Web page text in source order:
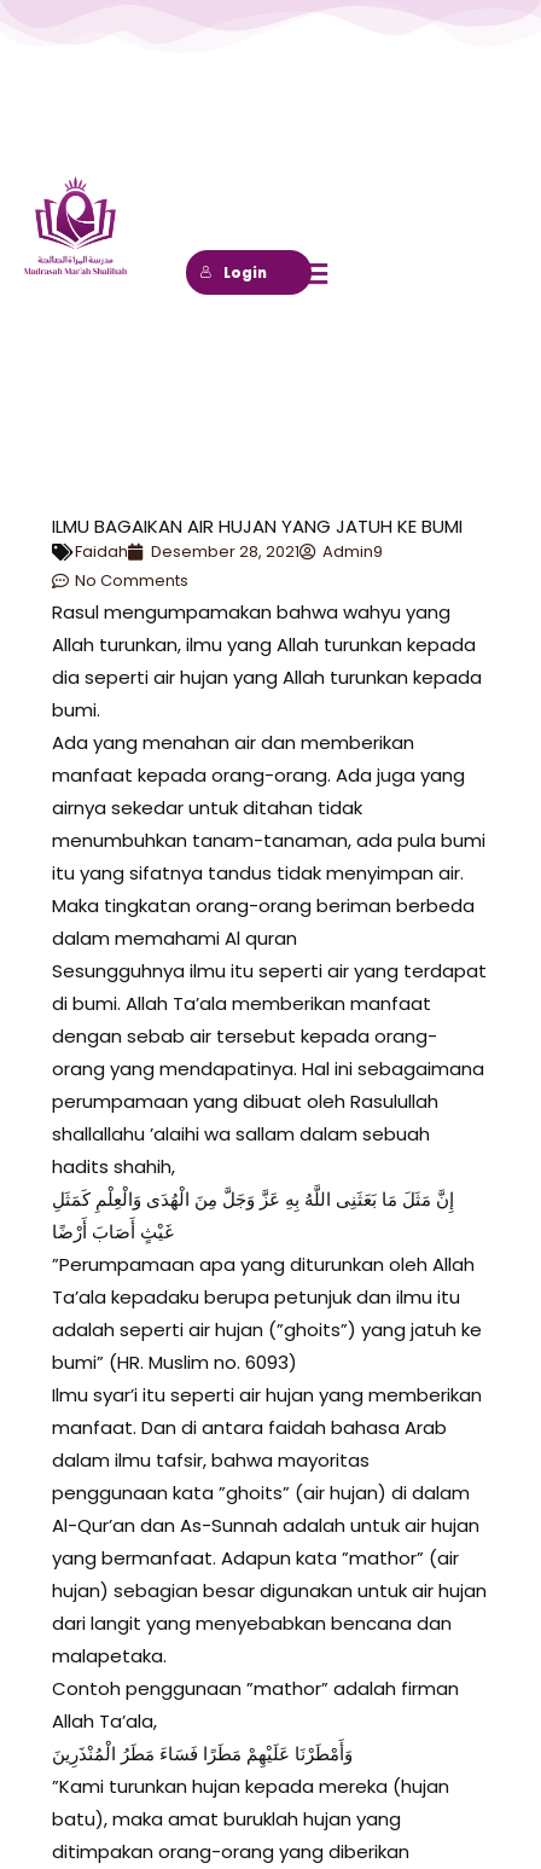
Login
ILMU BAGAIKAN AIR HUJAN YANG JATUH KE BUMI
Faidah Desember 28, 2021
Admin9
No Comments
Rasul mengumpamakan bahwa wahyu yang
Allah turunkan, ilmu yang Allah turunkan kepada
dia seperti air hujan yang Allah turunkan kepada
bumi.
Ada yang menahan air dan memberikan
manfaat kepada orang-orang. Ada juga yang
airnya sekedar untuk ditahan tidak
menumbuhkan tanam-tanaman, ada pula bumi
itu yang sifatnya tandus tidak menyimpan air.
Maka tingkatan orang-orang beriman berbeda
dalam memahami Al quran
Sesungguhnya ilmu itu seperti air yang terdapat
di bumi. Allah Ta’ala memberikan manfaat
dengan sebab air tersebut kepada orang-
orang yang mendapatinya. Hal ini sebagaimana
perumpamaan yang dibuat oleh Rasulullah
shallallahu ’alaihi wa sallam dalam sebuah
hadits shahih,
إِنَّ مَثَلَ مَا بَعَثَنِى اللَّهُ بِهِ عَزَّ وَجَلَّ مِنَ الْهُدَى وَالْعِلْمِ كَمَثَلِ
غَيْثٍ أَصَابَ أَرْضًا
”Perumpamaan apa yang diturunkan oleh Allah
Ta’ala kepadaku berupa petunjuk dan ilmu itu
adalah seperti air hujan (”ghoits”) yang jatuh ke
bumi” (HR. Muslim no. 6093)
Ilmu syar’i itu seperti air hujan yang memberikan
manfaat. Dan di antara faidah bahasa Arab
dalam ilmu tafsir, bahwa mayoritas
penggunaan kata ”ghoits” (air hujan) di dalam
Al-Qur’an dan As-Sunnah adalah untuk air hujan
yang bermanfaat. Adapun kata ”mathor” (air
hujan) sebagian besar digunakan untuk air hujan
dari langit yang menyebabkan bencana dan
malapetaka.
Contoh penggunaan ”mathor” adalah firman
Allah Ta’ala,
وَأَمْطَرْنَا عَلَيْهِمْ مَطَرًا فَسَاءَ مَطَرُ الْمُنْذَرِينَ
”Kami turunkan hujan kepada mereka (hujan
batu), maka amat buruklah hujan yang
ditimpakan orang-orang yang diberikan